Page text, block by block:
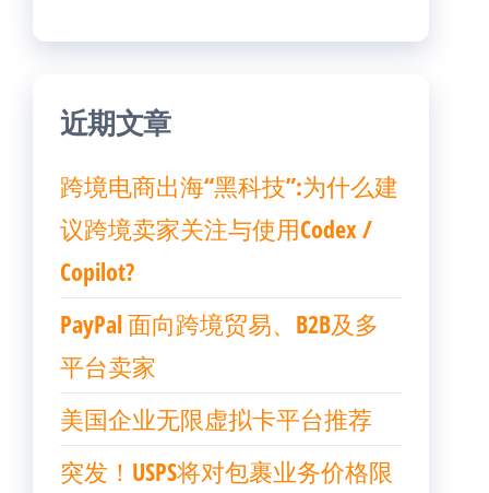
近期文章
跨境电商出海“黑科技”:为什么建
议跨境卖家关注与使用Codex /
Copilot?
PayPal 面向跨境贸易、B2B及多
平台卖家
美国企业无限虚拟卡平台推荐
突发！USPS将对包裹业务价格限